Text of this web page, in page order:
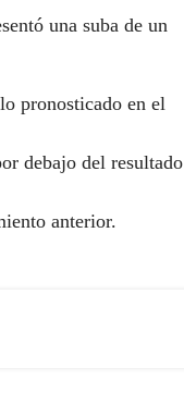
una suba de un
pronosticado en el
debajo del resultado
anterior.